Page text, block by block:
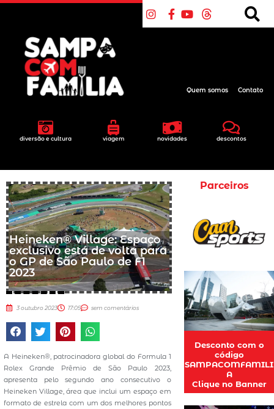
diversão e cultura viagem novidades descontos
Quem somos Contato
Heineken® Village: Espaço
exclusivo está de volta para
o GP de São Paulo de F1
2023
3 outubro 2023 17:05 sem comentários
A Heineken®, patrocinadora global do Formula 1
Rolex Grande Prêmio de São Paulo 2023,
apresenta pelo segundo ano consecutivo o
Heineken Village, área que inclui um espaço em
formato de estrela com um dos melhores pontos
Parceiros
Desconto com o
código
SAMPACOMFAMILI
A
Clique no Banner